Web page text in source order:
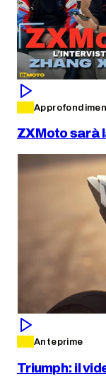
ZXMoto sarà
Anteprime
Triumph: il